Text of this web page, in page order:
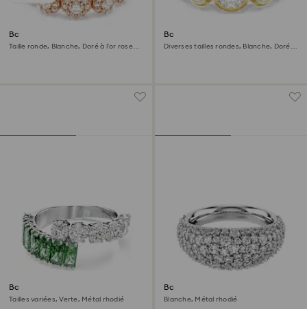
Bague Una Angelic
Taille ronde, Blanche, Doré à l’or rose
Bague Imber
Diverses tailles rondes, Blanche, Doré à
Bague Matrix
Tailles variées, Verte, Métal rhodié
Bague Sublima
Blanche, Métal rhodié